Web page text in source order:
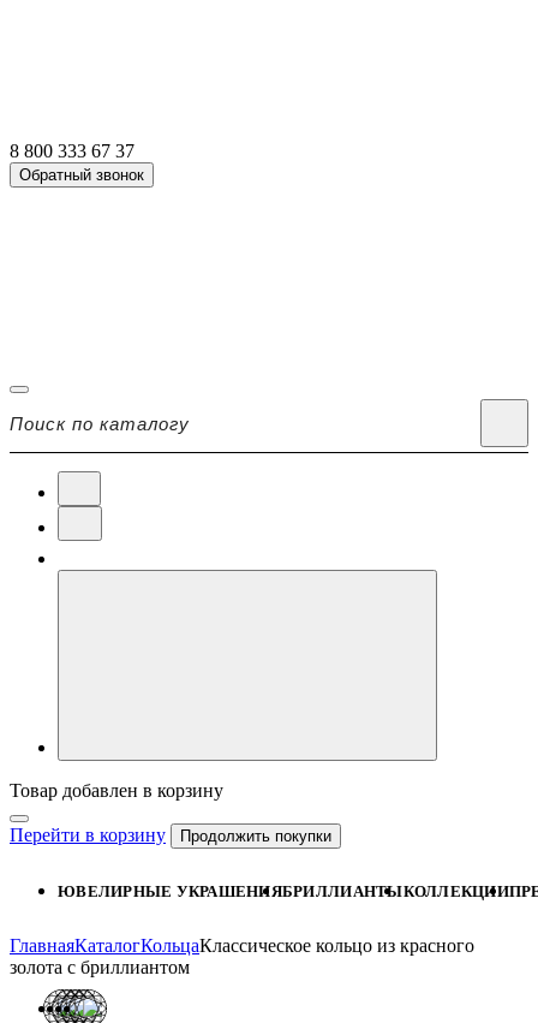
8 800 333 67 37
Обратный звонок
Товар добавлен в корзину
Перейти в корзину Продолжить покупки
ЮВЕЛИРНЫЕ УКРАШЕНИЯБРИЛЛИАНТЫКОЛЛЕКЦИИ
ГлавнаяКаталогКольцаКлассическое кольцо из красного
золота с бриллиантом